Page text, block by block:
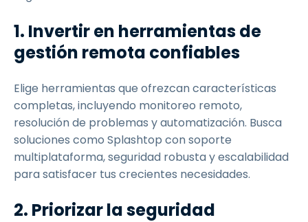
1. Invertir en herramientas de
gestión remota confiables
Elige herramientas que ofrezcan características
completas, incluyendo monitoreo remoto,
resolución de problemas y automatización. Busca
soluciones como Splashtop con soporte
multiplataforma, seguridad robusta y escalabilidad
para satisfacer tus crecientes necesidades.
2. Priorizar la seguridad